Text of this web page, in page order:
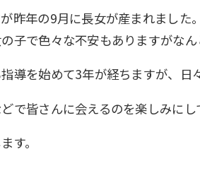
昨年の9月に長女が産まれました。
子で色々な不安もありますがなん
導を始めて3年が経ちますが、日
で皆さんに会えるのを楽しみにし
す。